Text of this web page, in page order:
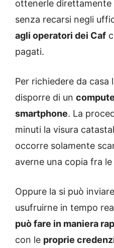
ottenerle direttamente
senza recarsi negli
agli operatori dei Caf
pagati.
Per richiedere da casa
disporre di un
smartphone. La
minuti la visura
occorre solamente
averne una copia fra le
Oppure la si può
usufruirne in tempo
può fare in maniera
con le proprie